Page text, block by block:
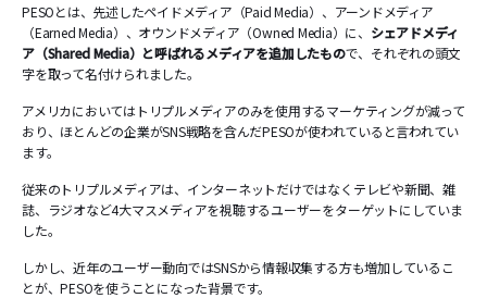
PESOとは、先述したペイドメディア（Paid Media）、アーンドメディア
（Earned Media）、オウンドメディア（Owned Media）に、 シェアドメディ
ア（Shared Media）と呼ばれるメディアを追加したもので、それぞれの頭文
字を取って名付けられました。
アメリカにおいてはトリプルメディアのみを使用するマーケティングが減って
おり、ほとんどの企業がSNS戦略を含んだPESOが使われていると言われてい
ます。
従来のトリプルメディアは、インターネットだけではなくテレビや新聞、雑
誌、ラジオなど4大マスメディアを視聴するユーザーをターゲットにしていま
した。
しかし、近年のユーザー動向ではSNSから情報収集する方も増加しているこ
とが、PESOを使うことになった背景です。